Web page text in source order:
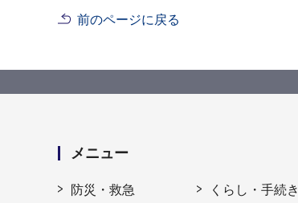
前のページに戻る
メニュー
防災・救急 くらし・手続き